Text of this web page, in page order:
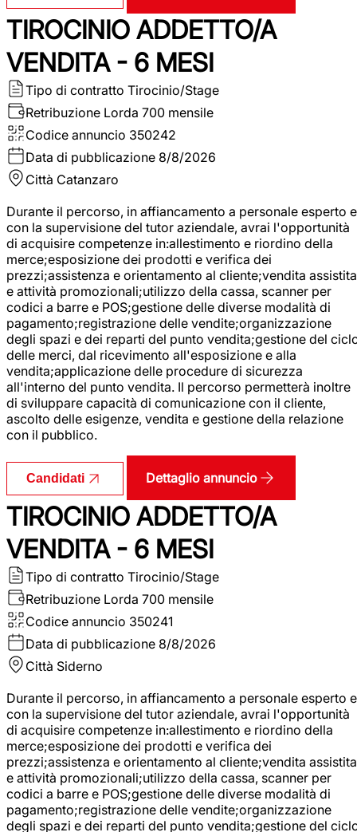
TIROCINIO ADDETTO/A
VENDITA - 6 MESI
Tipo di contratto Tirocinio/Stage
Retribuzione Lorda 700 mensile
Codice annuncio 350242
Data di pubblicazione 8/8/2026
Città Catanzaro
Durante il percorso, in affiancamento a personale esperto e
con la supervisione del tutor aziendale, avrai l'opportunità
di acquisire competenze in:allestimento e riordino della
merce;esposizione dei prodotti e verifica dei
prezzi;assistenza e orientamento al cliente;vendita assistita
e attività promozionali;utilizzo della cassa, scanner per
codici a barre e POS;gestione delle diverse modalità di
pagamento;registrazione delle vendite;organizzazione
degli spazi e dei reparti del punto vendita;gestione del
delle merci, dal ricevimento all'esposizione e alla
vendita;applicazione delle procedure di sicurezza
all'interno del punto vendita. Il percorso permetterà inoltre
di sviluppare capacità di comunicazione con il cliente,
ascolto delle esigenze, vendita e gestione della relazione
con il pubblico.
Candidati Dettaglio annuncio
TIROCINIO ADDETTO/A
VENDITA - 6 MESI
Tipo di contratto Tirocinio/Stage
Retribuzione Lorda 700 mensile
Codice annuncio 350241
Data di pubblicazione 8/8/2026
Città Siderno
Durante il percorso, in affiancamento a personale esperto e
con la supervisione del tutor aziendale, avrai l'opportunità
di acquisire competenze in:allestimento e riordino della
merce;esposizione dei prodotti e verifica dei
prezzi;assistenza e orientamento al cliente;vendita assistita
e attività promozionali;utilizzo della cassa, scanner per
codici a barre e POS;gestione delle diverse modalità di
pagamento;registrazione delle vendite;organizzazione
degli spazi e dei reparti del punto vendita;gestione del